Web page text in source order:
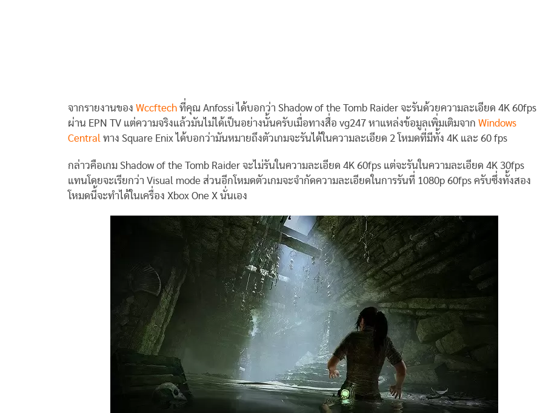
จากรายงานของ Wccftech ที่คุณ Anfossi ได้บอกว่า Shadow of the Tomb Raider จะรันด้วยความละเอียด 4K 60fps
ผ่าน EPN TV แต่ความจริงแล้วมันไม่ได้เป็นอย่างนั้นครับเมื่อทางสื่อ vg247 หาแหล่งข้อมูลเพิ่มเติมจาก Windows
Central ทาง Square Enix ได้บอกว่ามันหมายถึงตัวเกมจะรันได้ในความละเอียด 2 โหมดที่มีทั้ง 4K และ 60 fps
กล่าวคือเกม Shadow of the Tomb Raider จะไม่รันในความละเอียด 4K 60fps แต่จะรันในความละเอียด 4K 30fps
แทนโดยจะเรียกว่า Visual mode ส่วนอีกโหมดตัวเกมจะจำกัดความละเอียดในการรันที่ 1080p 60fps ครับซึ่งทั้งสอง
โหมดนี้จะทำได้ในเครื่อง Xbox One X นั่นเอง